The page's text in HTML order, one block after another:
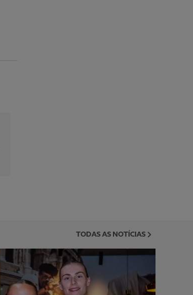
TODAS AS NOTÍCIAS